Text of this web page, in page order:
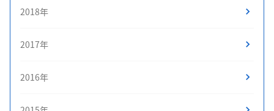
2018年
2017年
2016年